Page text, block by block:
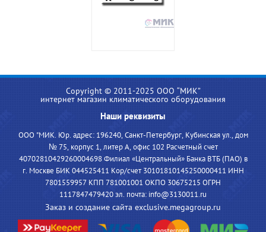
Copyright © 2011-2025 ООО “МИК”
интернет магазин климатического оборудования
Наши реквизиты
ООО "МИК. Юр. адрес: 196240, Санкт-Петербург, Кубинская ул., дом
№ 75, корпус 1, литер А, офис 102 Расчетный счет
40702810429260004698 Филиал «Центральный» Банка ВТБ (ПАО) в
г. Москве БИК 044525411 Кор/счет 30101810145250000411 ИНН
7801559957 КПП 781001001 ОКПО 30675215 ОГРН
1117847479420 эл. почта: info@3130011.ru
Заказ и создание сайта exclusive.megagroup.ru